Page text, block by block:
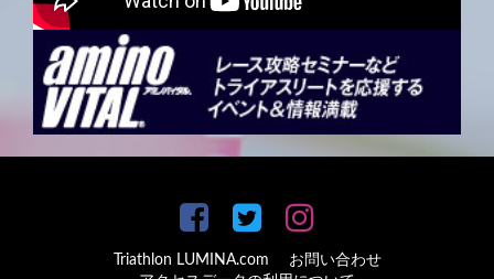
Triathlon LUMINA.com
お問い合わせ